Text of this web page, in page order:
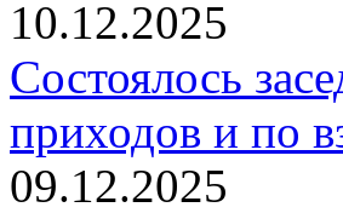
10.12.2025
Состоялось
приходов и по
09.12.2025